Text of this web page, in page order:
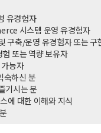
유경험자
시스템 운영 유경험자
축/운영 유경험자 또는 구
또는 역량 보유자
능자
하신 분
기시는 분
에 대한 이해와 지식